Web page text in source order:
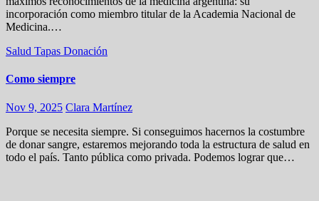
incorporación como miembro titular de la Academia Nacional de
Medicina.…
Salud Tapas Donación
Como siempre
Nov 9, 2025 Clara Martínez
Porque se necesita siempre. Si conseguimos hacernos la costumbre
de donar sangre, estaremos mejorando toda la estructura de salud en
todo el país. Tanto pública como privada. Podemos lograr que…